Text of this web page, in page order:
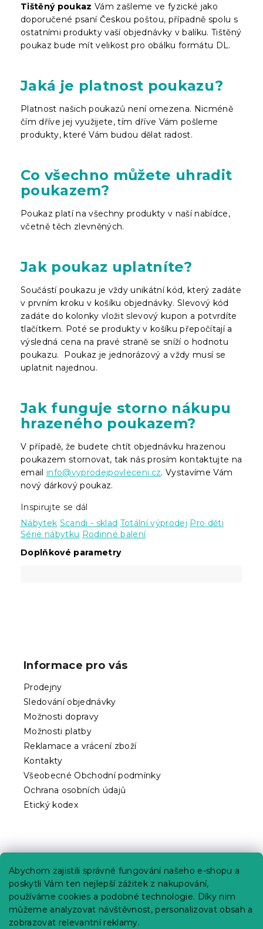
Abychom zajistili správné fungování našeho e-shopu a
poskytli Vám ten nejlepší zážitek z nakupování,
používáme cookies a podobné technologie. Díky nim
můžeme analyzovat návštěvnost, personalizovat obsah a
zobrazovat relevantní reklamy.
Tištěný poukaz Vám zašleme ve fyzické jako
doporučené psaní Českou poštou, případně spolu s
ostatními produkty vaší objednávky v balíku. Tištěný
poukaz bude mít velikost pro obálku formátu DL.
Jaká je platnost poukazu?
Platnost našich poukazů není omezena. Nicméně
čím dříve jej využijete, tím dříve Vám pošleme
produkty, které Vám budou dělat radost.
Co všechno můžete uhradit
poukazem?
Poukaz platí na všechny produkty v naší nabídce,
včetně těch zlevněných.
Jak poukaz uplatníte?
Součástí poukazu je vždy unikátní kód, který zadáte
v prvním kroku v košíku objednávky. Slevový kód
zadáte do kolonky vložit slevový kupon a potvrdíte
tlačítkem. Poté se produkty v košíku přepočítají a
výsledná cena na pravé straně se sníží o hodnotu
poukazu. Poukaz je jednorázový a vždy musí se
uplatnit najednou.
Jak funguje storno nákupu
hrazeného poukazem?
V případě, že budete chtít objednávku hrazenou
poukazem stornovat, tak nás prosím kontaktujte na
email info@vyprodejpovleceni.cz. Vystavíme Vám
nový dárkový poukaz.
Inspirujte se dál
Nábytek Scandi - sklad Totální výprodej Pro děti
Série nábytku Rodinné balení
Doplňkové parametry
Informace pro vás
Prodejny
Sledování objednávky
Možnosti dopravy
Možnosti platby
Reklamace a vrácení zboží
Kontakty
Všeobecné Obchodní podmínky
Ochrana osobních údajů
Etický kodex
Kariéra
Poptávky a B2B spolupráce
Proč se u nás registrovat?